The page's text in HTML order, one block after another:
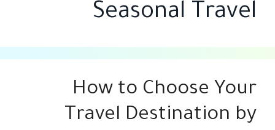
Seasonal Travel
How to Choose Your
Travel Destination by